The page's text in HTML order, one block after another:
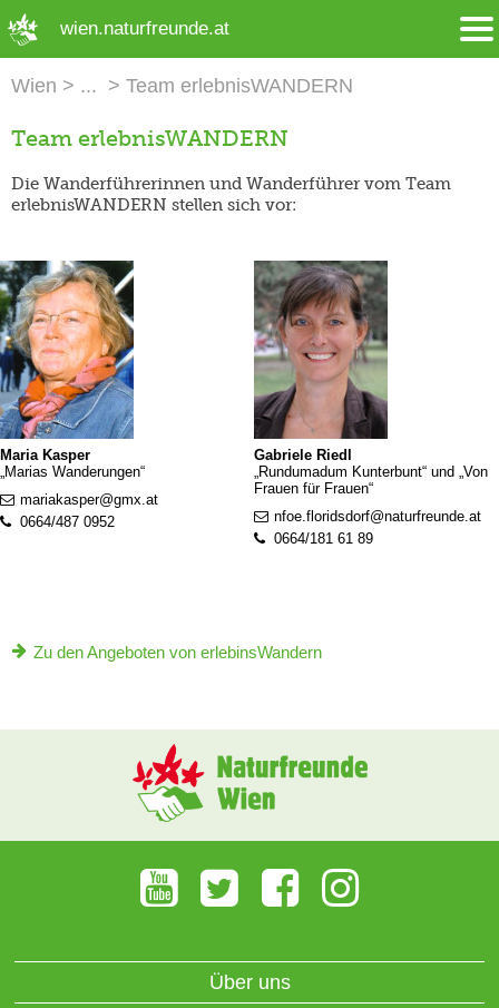
wien.naturfreunde.at
Wien Team erlebnisWANDERN
Team erlebnisWANDERN
Die Wanderführerinnen und Wanderführer vom Team
erlebnisWANDERN stellen sich vor:
Maria Kasper
„Marias Wanderungen“
mariakasper@gmx.at
0664/487 0952
Gabriele Riedl
„Rundumadum Kunterbunt“ und „Von
Frauen für Frauen“
nfoe.floridsdorf@naturfreunde.at
0664/181 61 89
Zu den Angeboten von erlebinsWandern
Über uns